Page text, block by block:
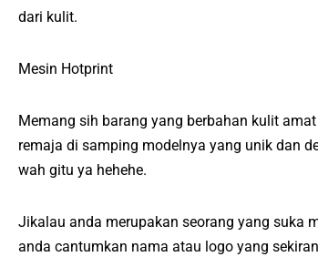
dari kulit.
Mesin Hotprint
Memang sih barang yang berbahan kulit
remaja di samping modelnya yang unik dan
wah gitu ya hehehe.
Jikalau anda merupakan seorang yang suka
anda cantumkan nama atau logo yang